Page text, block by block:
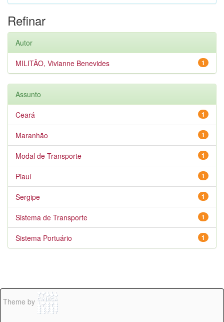
Refinar
Autor
1
MILITÃO, Vivianne Benevides
Assunto
1
Ceará
1
Maranhão
1
Modal de Transporte
1
Piauí
1
Sergipe
1
Sistema de Transporte
1
Sistema Portuário
Theme by